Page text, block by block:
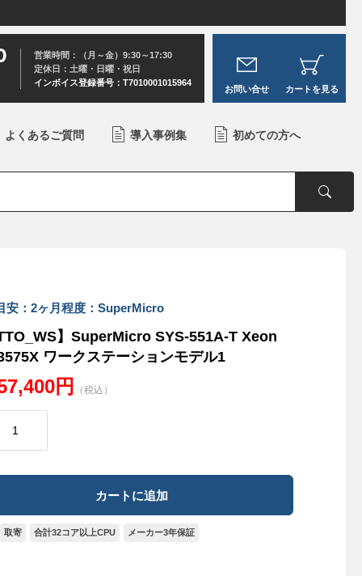
営業時間：（月～金）9:30～17:30
定休日：土曜・日曜・祝日
インボイス登録番号：T7010001015964
お問い合せ カートを見る
よくあるご質問 導入事例集 初めての方へ
安：2ヶ月程度：SuperMicro
】SuperMicro SYS-551A-T Xeon
ワークステーションモデル1
円 （税込）
取寄 合計32コア以上CPU メーカー3年保証